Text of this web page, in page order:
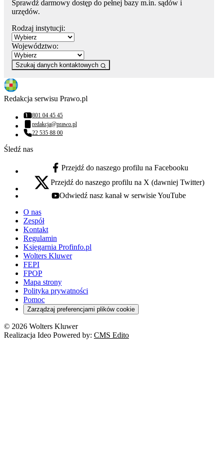
Sprawdź darmowy dostęp do pełnej bazy m.in. sądów i
urzędów.
Rodzaj instytucji:
Województwo:
Szukaj danych kontaktowych
Redakcja serwisu Prawo.pl
Numer telefonu:
801 04 45 45
Adres email:
redakcja@prawo.pl
Numer telefonu:
22 535 88 00
Śledź nas
facebook - otwiera się w nowej karcie
Przejdź do naszego profilu na Facebooku
x - otwiera się w nowej karcie
Przejdź do naszego profilu na X (dawniej Twitter)
youtube - otwiera się w nowej karcie
Odwiedź nasz kanał w serwisie YouTube
O nas
Zespół
Kontakt
Regulamin
Księgarnia Profinfo.pl
Wolters Kluwer
FEPI
FPOP
Mapa strony
Polityka prywatności
Pomoc
Zarządzaj preferencjami plików cookie
© 2026 Wolters Kluwer
Realizacja Ideo Powered by: CMS Edito